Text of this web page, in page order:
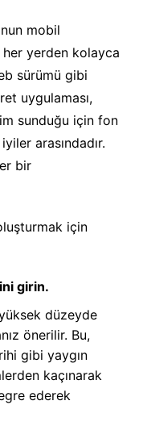
mobil
yerden kolayca
sürümü gibi
uygulaması,
sunduğu için fon
arasındadır.
bir
için
girin.
düzeyde
önerilir. Bu,
gibi yaygın
kaçınarak
ederek